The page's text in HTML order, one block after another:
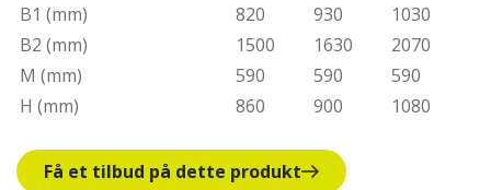
B1 (mm)
820 930
1030
B2 (mm)
1500 1630
2070
M (mm)
590 590
590
H (mm)
860 900 1080
Få et tilbud på dette produkt